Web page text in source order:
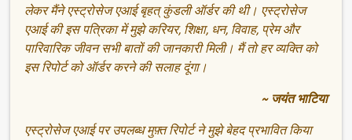
लेकर मैंने एस्ट्रोसेज एआई बृहत् कुंडली ऑर्डर की थी। एस्ट्रोसेज
एआई की इस पत्रिका में मुझे करियर, शिक्षा, धन, विवाह, प्रेम और
पारिवारिक जीवन सभी बातों की जानकारी मिली। मैं तो हर व्यक्ति को
इस रिपोर्ट को ऑर्डर करने की सलाह दूंगा।
~ जयंत भाटिया
एस्ट्रोसेज एआई पर उपलब्ध मुफ़्त रिपोर्ट ने मुझे बेहद प्रभावित किया